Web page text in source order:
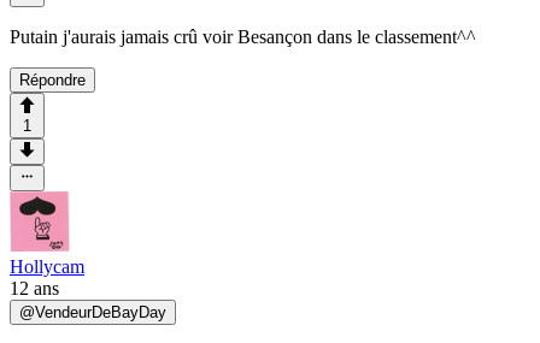
Putain j'aurais jamais crû voir Besançon dans le classement^^
Répondre
1
Hollycam
12 ans
@VendeurDeBayDay